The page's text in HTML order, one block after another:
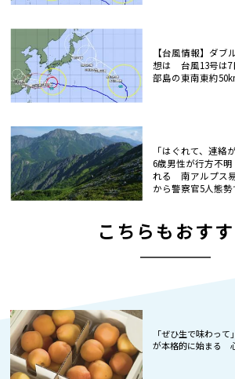
【台風情報】ダブ
想は 台風13号は7
部島の東南東約
「はぐれて、連絡
6歳男性が行方不
れる 南アルプス
から警察官5人態
こちらもおす
「ぜひ生で味わっ
が本格的に始まる